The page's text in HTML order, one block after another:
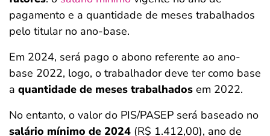
pagamento e a quantidade de meses trabalhados
pelo titular no ano-base.
Em 2024, será pago o abono referente ao ano-
base 2022, logo, o trabalhador deve ter como base
a quantidade de meses trabalhados em 2022.
No entanto, o valor do PIS/PASEP será baseado no
salário mínimo de 2024 (R$ 1.412,00), ano de